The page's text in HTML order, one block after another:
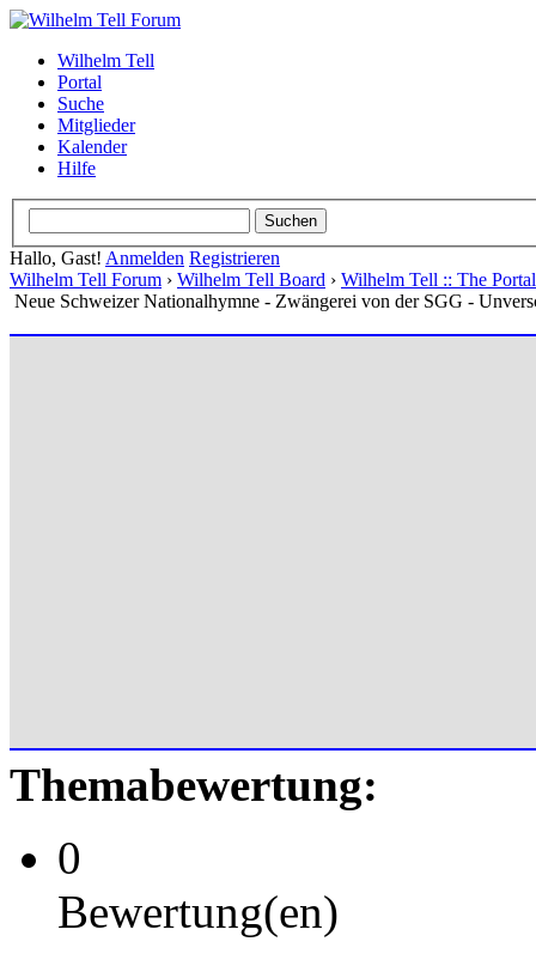
Wilhelm Tell
Portal
Suche
Mitglieder
Kalender
Hilfe
Hallo, Gast! Anmelden Registrieren
Wilhelm Tell Forum › Wilhelm Tell Board › Wilhelm Tell :: The
Neue Schweizer Nationalhymne - Zwängerei von der SGG -
Themabewertung:
0
Bewertung(en)